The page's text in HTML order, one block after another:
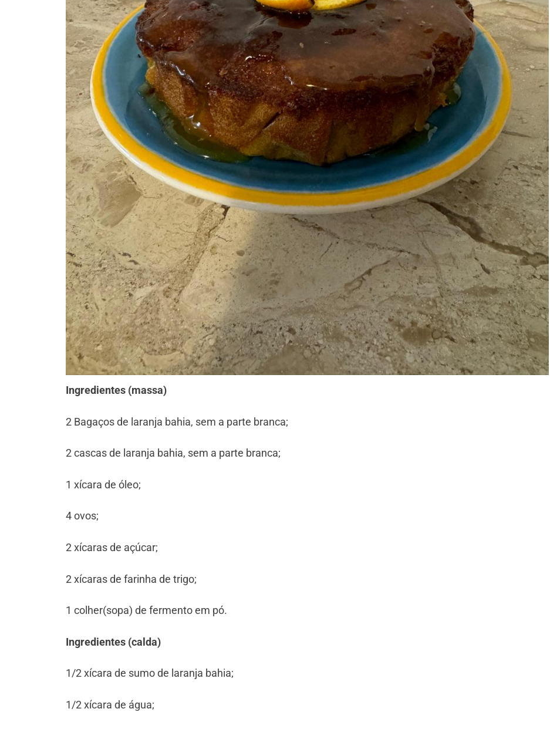
Ingredientes (massa)
2 Bagaços de laranja bahia, sem a parte branca;
⁠2 cascas de laranja bahia, sem a parte branca;
⁠1 xícara de óleo;
⁠4 ovos;
⁠2 xícaras de açúcar;
⁠2 xícaras de farinha de trigo;
⁠1 colher(sopa) de fermento em pó.
Ingredientes (calda)
1/2 xícara de sumo de laranja bahia;
⁠1/2 xícara de água;